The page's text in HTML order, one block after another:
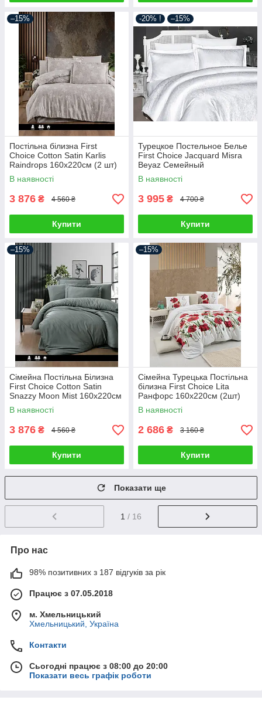
–15%
Постільна білизна First
Choice Cotton Satin Karlis
Raindrops 160х220см (2 шт)
В наявності
3 876 ₴ 4 560 ₴
Купити
-20% ! –15%
Турецкое Постельное Белье
First Choice Jacquard Misra
Beyaz Семейный
В наявності
3 995 ₴ 4 700 ₴
Купити
–15%
Сімейна Постільна Білизна
First Choice Cotton Satin
Snazzy Moon Mist 160х220см
(2 шт)
В наявності
3 876 ₴ 4 560 ₴
Купити
–15%
Сімейна Турецька Постільна
білизна First Choice Lita
Ранфорс 160х220см (2шт)
В наявності
2 686 ₴ 3 160 ₴
Купити
Показати ще
1 / 16
Про нас
98% позитивних з 187 відгуків за рік
Працює з 07.05.2018
м. Хмельницький
Хмельницький, Україна
Контакти
Сьогодні працює з 08:00 до 20:00
Показати весь графік роботи